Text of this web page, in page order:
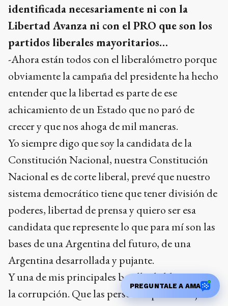
identificada necesariamente ni con la
Libertad Avanza ni con el PRO que son los
partidos liberales mayoritarios…
-Ahora están todos con el liberalómetro porque
obviamente la campaña del presidente ha hecho
entender que la libertad es parte de ese
achicamiento de un Estado que no paró de
crecer y que nos ahoga de mil maneras.
Yo siempre digo que soy la candidata de la
Constitución Nacional, nuestra Constitución
Nacional es de corte liberal, prevé que nuestro
sistema democrático tiene que tener división de
poderes, libertad de prensa y quiero ser esa
candidata que represente lo que para mí son las
bases de una Argentina del futuro, de una
Argentina desarrollada y pujante.
Y una de mis principales batallas la libré contra
la corrupción. Que las personas que nos elijan
PREGUNTALE A AMA